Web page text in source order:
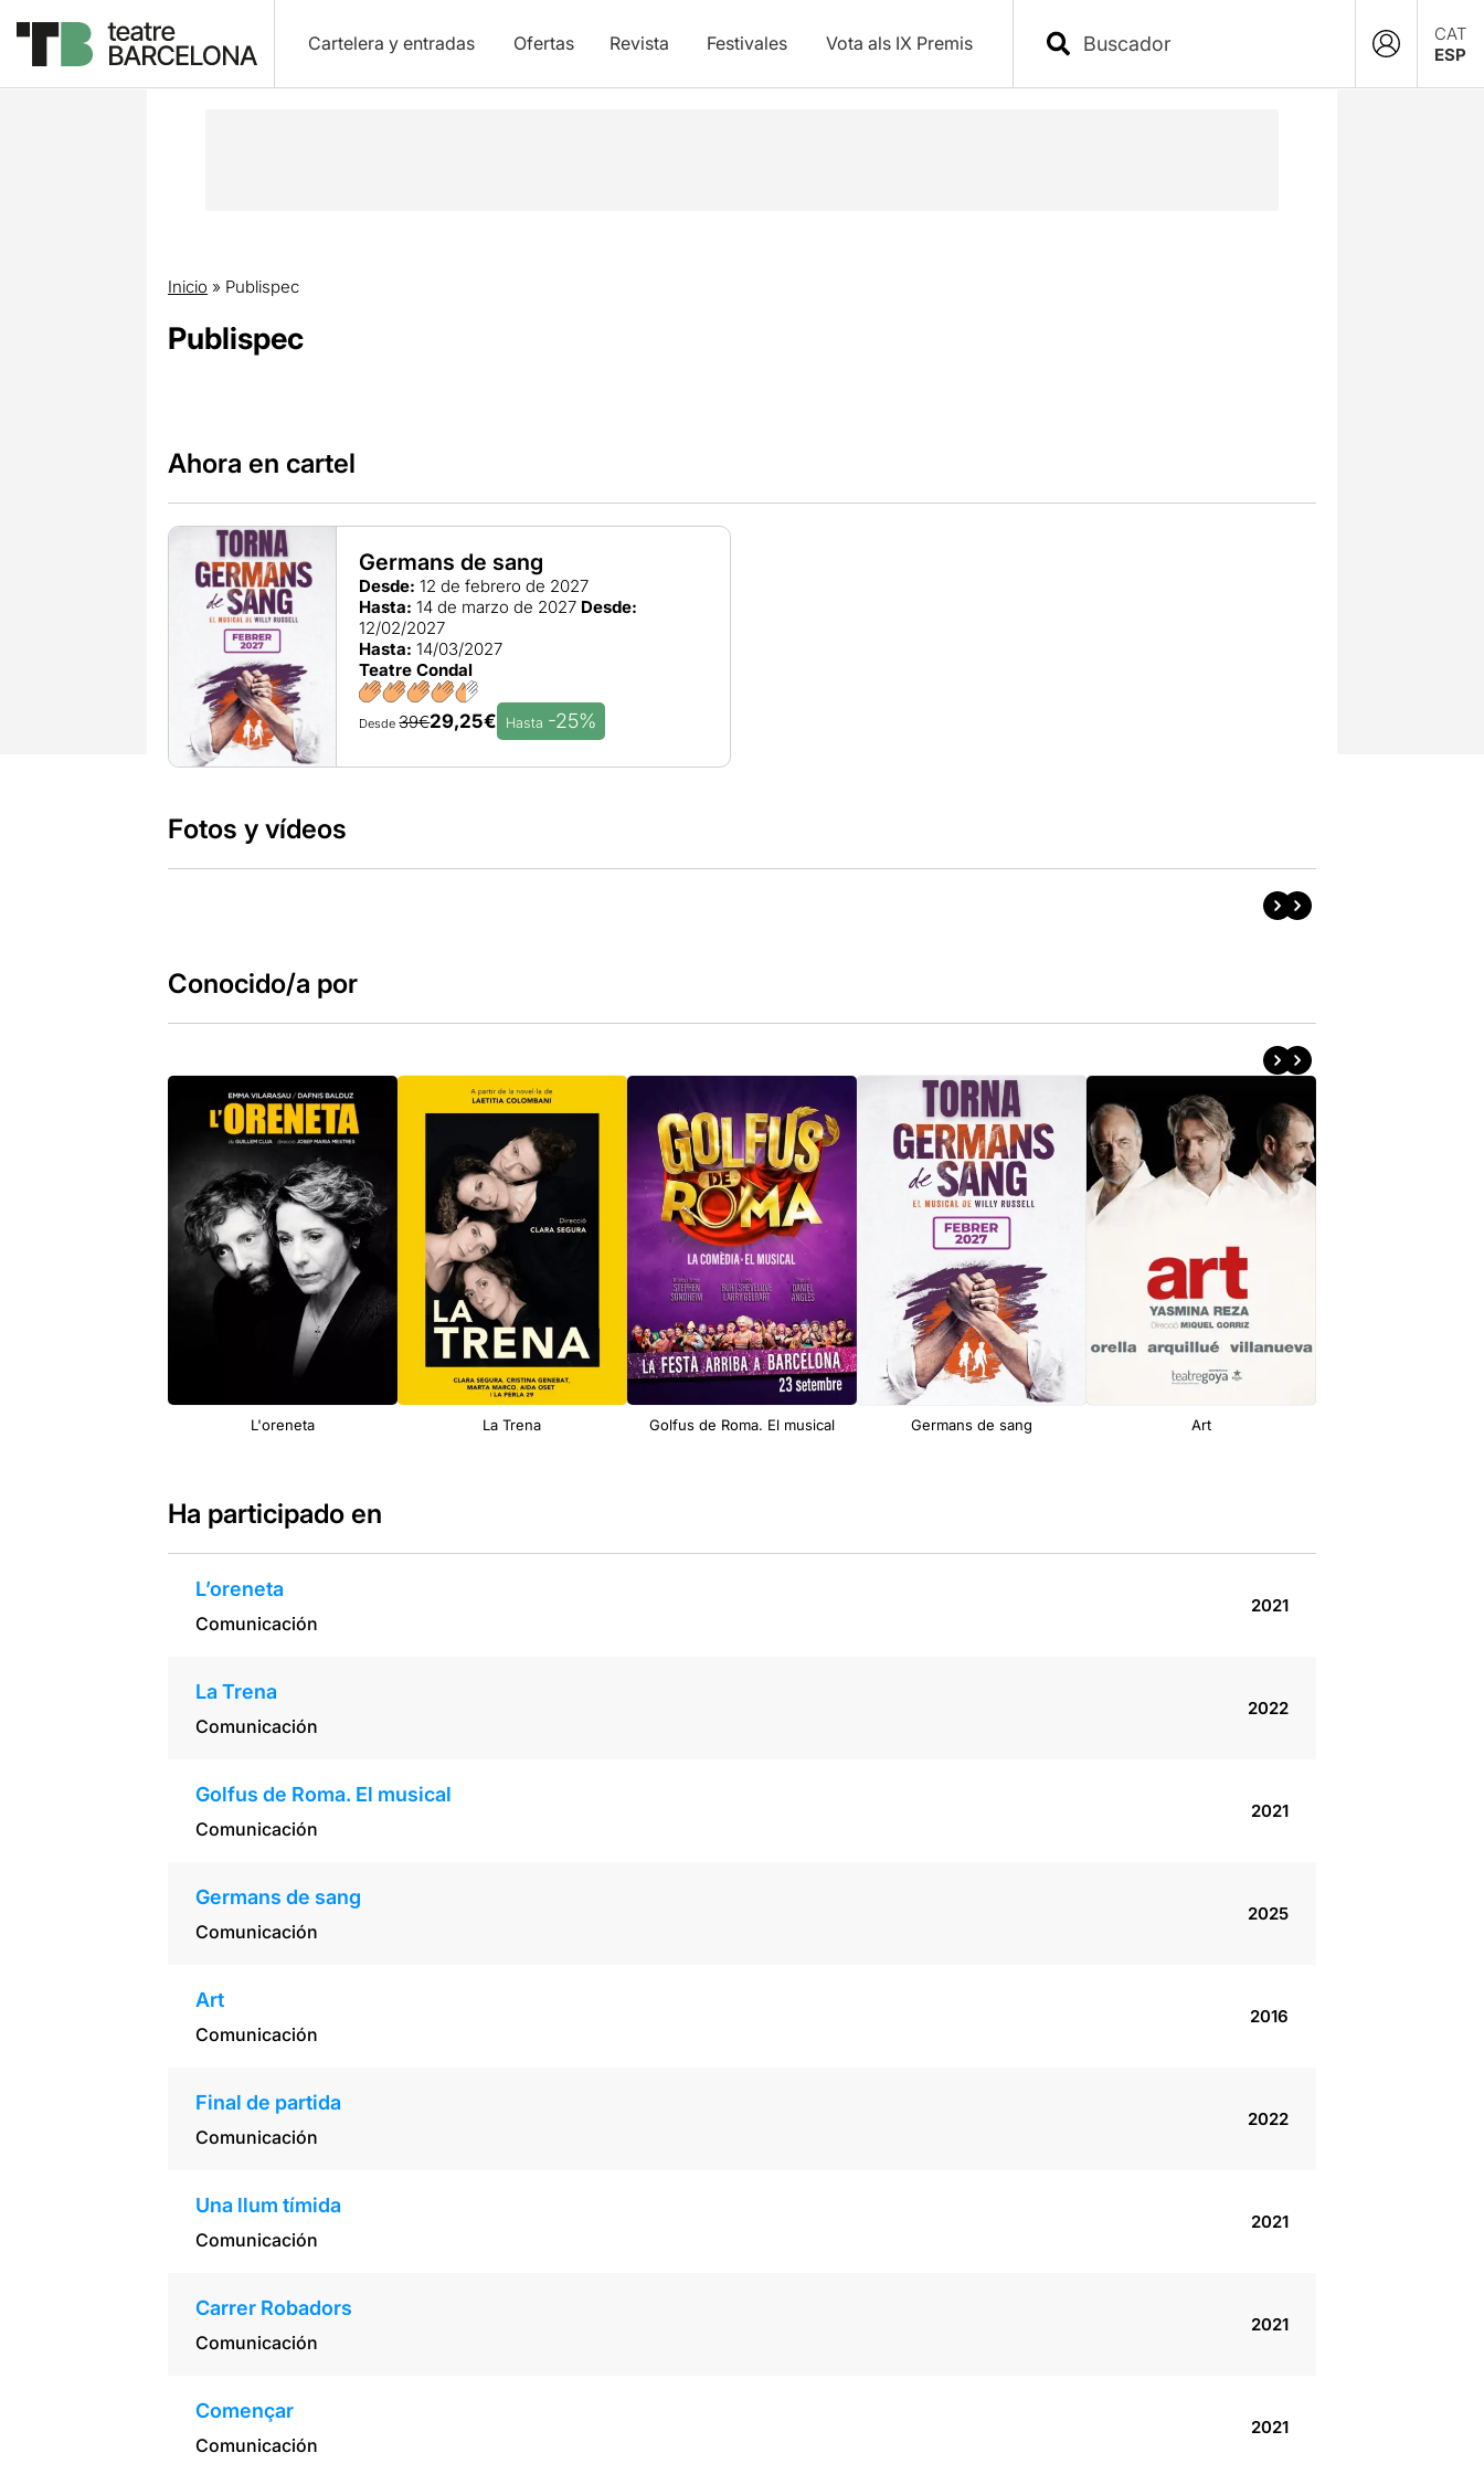
Cartelera y entradas Ofertas Revista Festivales Vota als IX Premis
CAT
ESP
Inicio » Publispec
Publispec
Ahora en cartel
Germans de sang
Desde: 12 de febrero de 2027
Hasta: 14 de marzo de 2027 Desde:
12/02/2027
Hasta: 14/03/2027
Teatre Condal
Desde39€29,25€ Hasta -25%
Fotos y vídeos
Conocido/a por
L'oreneta La Trena Golfus de Roma. El musical Germans de sang Art
Ha participado en
L’oreneta
Comunicación
2021
La Trena
Comunicación
2022
Golfus de Roma. El musical
Comunicación
2021
Germans de sang
Comunicación
2025
Art
Comunicación
2016
Final de partida
Comunicación
2022
Una llum tímida
Comunicación
2021
Carrer Robadors
Comunicación
2021
Començar
Comunicación
2021